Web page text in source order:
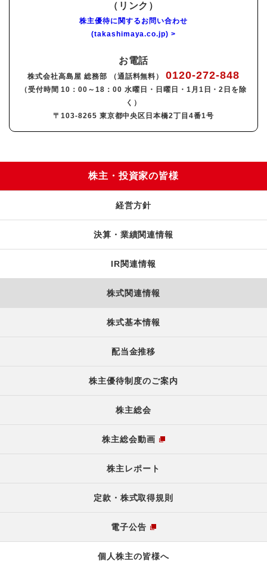
（リンク）
株主優待に関するお問い合わせ
(takashimaya.co.jp) >
お電話
株式会社高島屋 総務部 （通話料無料）0120-272-848
（受付時間 10：00～18：00 水曜日・日曜日・1月1日・2日を除
く）
〒103-8265 東京都中央区日本橋2丁目4番1号
株主・投資家の皆様
経営方針
決算・業績関連情報
IR関連情報
株式関連情報
株式基本情報
配当金推移
株主優待制度のご案内
株主総会
株主総会動画
株主レポート
定款・株式取得規則
電子公告
個人株主の皆様へ